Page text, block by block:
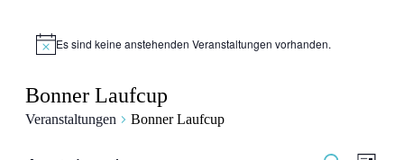
Es sind keine anstehenden Veranstaltungen vorhanden.
Bonner Laufcup
Veranstaltungen Bonner Laufcup